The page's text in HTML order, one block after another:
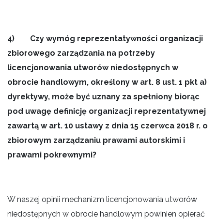
4) Czy wymóg reprezentatywności organizacji
zbiorowego zarządzania na potrzeby
licencjonowania utworów niedostępnych w
obrocie handlowym, określony w art. 8 ust. 1 pkt a)
dyrektywy, może być uznany za spełniony biorąc
pod uwagę definicję organizacji reprezentatywnej
zawartą w art. 10 ustawy z dnia 15 czerwca 2018 r. o
zbiorowym zarządzaniu prawami autorskimi i
prawami pokrewnymi?
W naszej opinii mechanizm licencjonowania utworów
niedostępnych w obrocie handlowym powinien opierać